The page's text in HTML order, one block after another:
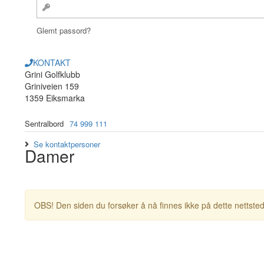
Glemt passord?
KONTAKT
Grini Golfklubb
Griniveien 159
1359 Eiksmarka
Sentralbord 74 999 111
Se kontaktpersoner
Damer
OBS! Den siden du forsøker å nå finnes ikke på dette